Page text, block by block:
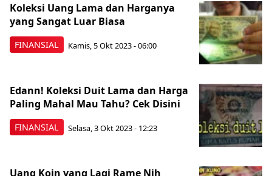
FINANSIAL
Koleksi Uang Lama dan Harganya
yang Sangat Luar Biasa
Kamis, 5 Okt 2023 - 06:00
FINANSIAL
Edann! Koleksi Duit Lama dan Harga
Paling Mahal Mau Tahu? Cek Disini
Selasa, 3 Okt 2023 - 12:23
Uang Koin yang Lagi Rame Nih